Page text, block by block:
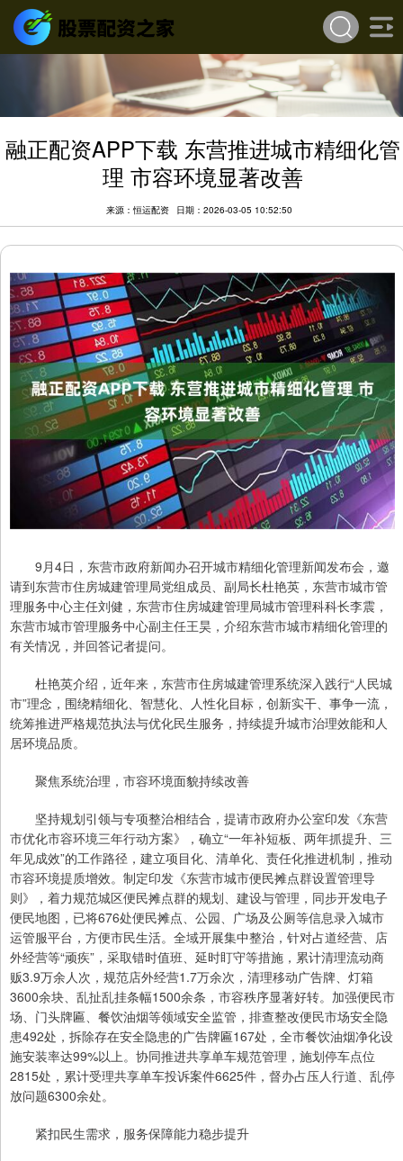
融正配资APP下载 东营推进城市精细化管
理 市容环境显著改善
来源：恒运配资 日期：2026-03-05 10:52:50
9月4日，东营市政府新闻办召开城市精细化管理新闻发布会，邀
请到东营市住房城建管理局党组成员、副局长杜艳英，东营市城市管
理服务中心主任刘健，东营市住房城建管理局城市管理科科长李震，
东营市城市管理服务中心副主任王昊，介绍东营市城市精细化管理的
有关情况，并回答记者提问。
杜艳英介绍，近年来，东营市住房城建管理系统深入践行“人民城
市”理念，围绕精细化、智慧化、人性化目标，创新实干、事争一流，
统筹推进严格规范执法与优化民生服务，持续提升城市治理效能和人
居环境品质。
聚焦系统治理，市容环境面貌持续改善
坚持规划引领与专项整治相结合，提请市政府办公室印发《东营
市优化市容环境三年行动方案》，确立“一年补短板、两年抓提升、三
年见成效”的工作路径，建立项目化、清单化、责任化推进机制，推动
市容环境提质增效。制定印发《东营市城市便民摊点群设置管理导
则》，着力规范城区便民摊点群的规划、建设与管理，同步开发电子
便民地图，已将676处便民摊点、公园、广场及公厕等信息录入城市
运管服平台，方便市民生活。全域开展集中整治，针对占道经营、店
外经营等“顽疾”，采取错时值班、延时盯守等措施，累计清理流动商
贩3.9万余人次，规范店外经营1.7万余次，清理移动广告牌、灯箱
3600余块、乱扯乱挂条幅1500余条，市容秩序显著好转。加强便民市
场、门头牌匾、餐饮油烟等领域安全监管，排查整改便民市场安全隐
患492处，拆除存在安全隐患的广告牌匾167处，全市餐饮油烟净化设
施安装率达99%以上。协同推进共享单车规范管理，施划停车点位
2815处，累计受理共享单车投诉案件6625件，督办占压人行道、乱停
放问题6300余处。
紧扣民生需求，服务保障能力稳步提升